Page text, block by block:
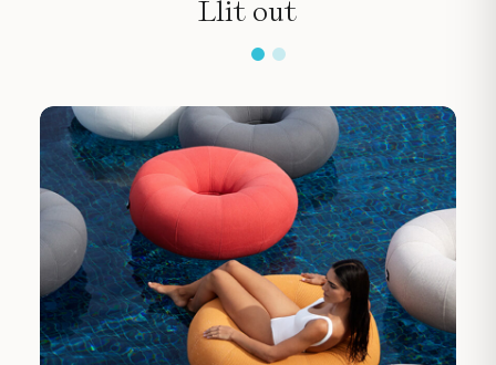
Llit out